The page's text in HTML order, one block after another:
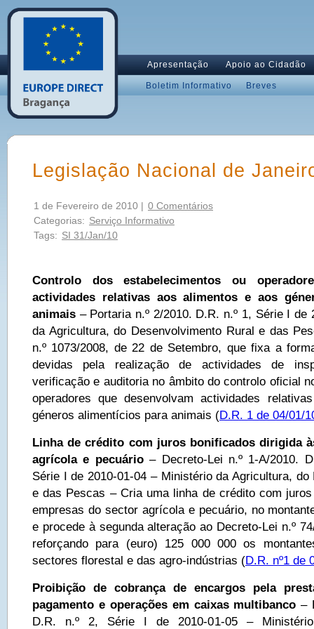
Apresentação Apoio ao Cidadão
Boletim Informativo Breves
Legislação Nacional de
1 de Fevereiro de 2010 | 0 Comentários
Categorias: Serviço Informativo
Tags: SI 31/Jan/10
Controlo dos estabelecimentos ou
actividades relativas aos alimentos e aos
animais – Portaria n.º 2/2010. D.R. n.º 1, Série I de
da Agricultura, do Desenvolvimento Rural e das
n.º 1073/2008, de 22 de Setembro, que fixa a
devidas pela realização de actividades de
verificação e auditoria no âmbito do controlo oficial
operadores que desenvolvam actividades
géneros alimentícios para animais (D.R. 1 de 04/01/
Linha de crédito com juros bonificados dirigida
agrícola e pecuário– Decreto-Lei n.º 1-A/2010.
Série I de 2010-01-04 – Ministério da Agricultura,
e das Pescas – Cria uma linha de crédito com
empresas do sector agrícola e pecuário, no
e procede à segunda alteração ao Decreto-Lei n.º
reforçando para (euro) 125 000 000 os
sectores florestal e das agro-indústrias (D.R. nº1 de
Proibição de cobrança de encargos pela
pagamento e operações em caixas multibanco –
D.R. n.º 2, Série I de 2010-01-05 –